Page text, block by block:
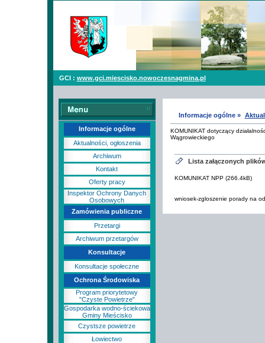
GCI : www.gci.miescisko.nowoczesnagmina.pl
Informacje ogólne
Aktualności, ogłoszenia
Archiwum
Kontakt
Oferty pracy
Inspektor Ochrony Danych
Osobowych
Zamówienia publiczne
Przetargi
Archiwum przetargów
Konsultacje
Konsultacje społeczne
Ochrona Środowiska
Program priorytetowy
"Czyste Powietrze"
Gospodarka wodno-ściekowa
Gminy Mieścisko
Czystsze powietrze
Łowiectwo
Informacje ogólne »
KOMUNIKAT dotyczący
Wągrowieckiego
Lista załączonych
KOMUNIKAT NPP (266.4kB)
wniosek-zgloszenie porady na